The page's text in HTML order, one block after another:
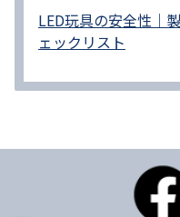
LED玩具の安全性｜
ェックリスト